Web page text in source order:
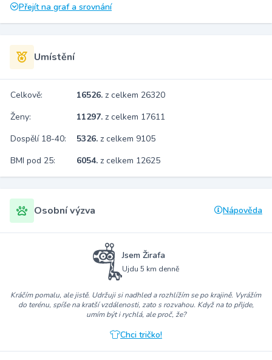
Přejít na graf a srovnání
Umístění
Celkově: 16526. z celkem 26320
Ženy:
11297. z celkem 17611
Dospělí 18-40:
5326. z celkem 9105
BMI pod 25:
6054. z celkem 12625
Osobní výzva Nápověda
Jsem Žirafa
Ujdu 5 km denně
Kráčím pomalu, ale jistě. Udržuji si nadhled a rozhlížím se po krajině. Vyrážím
do terénu, spíše na kratší vzdálenosti, zato s rozvahou. Když na to přijde,
umím být i rychlá, ale proč, že?
Chci tričko!